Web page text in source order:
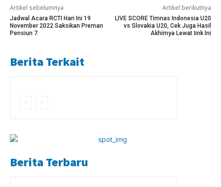
Artikel sebelumnya
Jadwal Acara RCTI Hari Ini 19
November 2022 Saksikan Preman
Pensiun 7
Artikel berikutnya
LIVE SCORE Timnas Indonesia U20
vs Slovakia U20, Cek Juga Hasil
Akhirnya Lewat Iink Ini
Berita Terkait
Berita Terbaru